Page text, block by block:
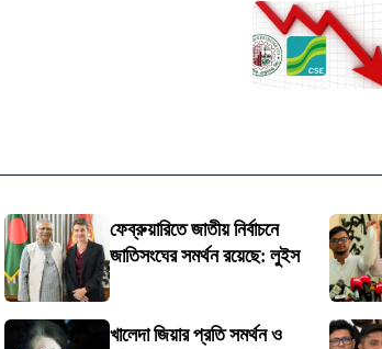
ফেব্রুয়ারিতে জাতীয় নির্বাচনে
জাতিসংঘের সমর্থন রয়েছে: লুইস
খালেদা জিয়ার প্রতি সমর্থন ও